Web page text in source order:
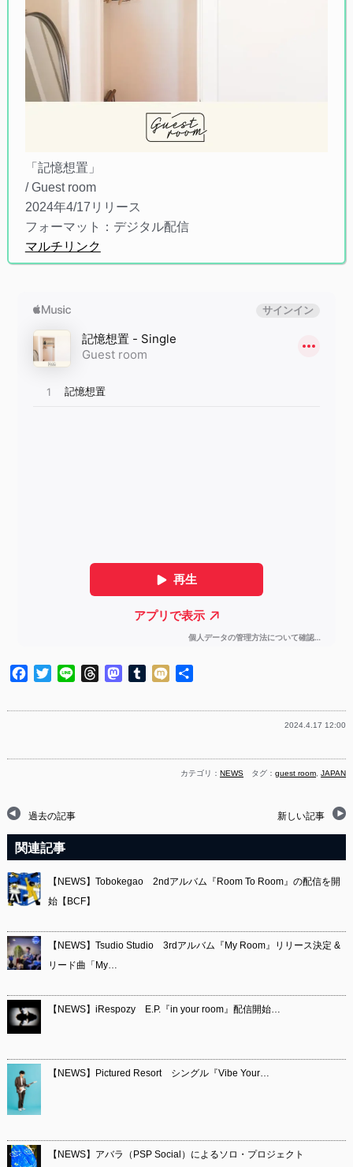
「記憶想置」
/ Guest room
2024年4/17リリース
フォーマット：デジタル配信
マルチリンク
Facebook
TwitterLine ThreadsMastodon
Tumblr
Mixi
2024.4.17 12:00
カテゴリ： NEWS タグ：guest room,JAPAN
過去の記事 新しい記事
関連記事
【NEWS】Tobokegao 2ndアルバム『Room To Room』の配信を開
始【BCF】
【NEWS】Tsudio Studio 3rdアルバム『My Room』リリース決定 &
リード曲「My…
【NEWS】iRespozy E.P.『in your room』配信開始…
【NEWS】Pictured Resort シングル『Vibe Your…
【NEWS】アバラ（PSP Social）によるソロ・プロジェクト